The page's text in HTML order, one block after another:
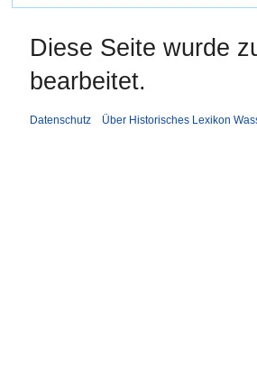
Diese Seite wurde
bearbeitet.
Datenschutz Über Historisches Lexikon